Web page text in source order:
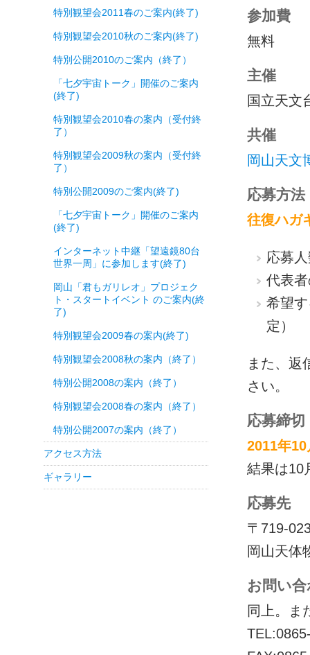
参加費
無料
主催
国立天文
共催
岡山天文
応募方法
往復ハガ
応募
代表
希望
定）
また、返
さい。
応募締切
2011年
結果は10
応募先
〒719-
岡山天
お問い
同上。ま
特別観望会2011春のご案内(終了)
特別観望会2010秋のご案内(終了)
特別公開2010のご案内（終了）
「七夕宇宙トーク」開催のご案内
(終了)
特別観望会2010春の案内（受付終
了）
特別観望会2009秋の案内（受付終
了）
特別公開2009のご案内(終了)
「七夕宇宙トーク」開催のご案内
(終了)
インターネット中継「望遠鏡80台
世界一周」に参加します(終了)
岡山「君もガリレオ」プロジェク
ト・スタートイベント のご案内(終
了)
特別観望会2009春の案内(終了)
特別観望会2008秋の案内（終了）
特別公開2008の案内（終了）
特別観望会2008春の案内（終了）
特別公開2007の案内（終了）
アクセス方法
ギャラリー